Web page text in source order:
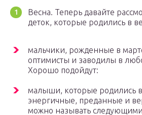
Весна. Теперь давайте
деток, которые родились в
мальчики, рожденные в
оптимисты и заводилы в
Хорошо подойдут:
малыши, которые родились
энергичные, преданные и
можно называть